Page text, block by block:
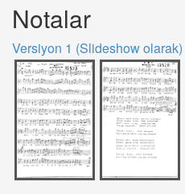
Notalar
Versiyon 1 (Slideshow olarak)